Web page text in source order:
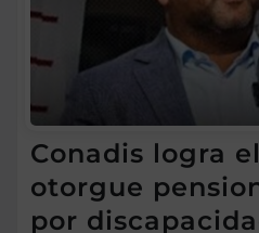
Conadis logra
otorgue
por